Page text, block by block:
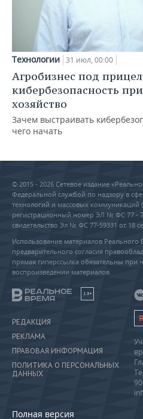
Технологии 31 июл, 00:00
Агробизнес под
кибербезопасность
хозяйство
Зачем выстраивать
чего начать
© 2015 - 2026 Сетевое издание
Федеральной службой по надзору в
технологий и массовых коммуникаций
регистрационный номер ЭЛ № ФС 77 -
свидетельство Эл № ФС 77-59331 от 18
Использование материалов
предварительного согласия
прямая гиперссылка обязательны при
воспроизведении материалов.
18+
РЕДАКЦИЯ
РЕКЛАМА
ПРАВОВАЯ ИНФОРМАЦИЯ
ПОЛИТИКА О ПЕРСОНАЛЬНЫХ
ДАННЫХ
Полная версия